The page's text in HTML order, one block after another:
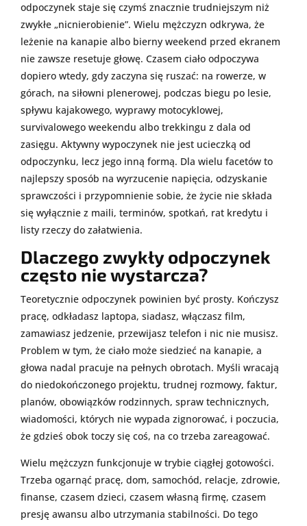
odpoczynek staje się czymś znacznie trudniejszym niż
zwykłe „nicnierobienie”. Wielu mężczyzn odkrywa, że
leżenie na kanapie albo bierny weekend przed ekranem
nie zawsze resetuje głowę. Czasem ciało odpoczywa
dopiero wtedy, gdy zaczyna się ruszać: na rowerze, w
górach, na siłowni plenerowej, podczas biegu po lesie,
spływu kajakowego, wyprawy motocyklowej,
survivalowego weekendu albo trekkingu z dala od
zasięgu. Aktywny wypoczynek nie jest ucieczką od
odpoczynku, lecz jego inną formą. Dla wielu facetów to
najlepszy sposób na wyrzucenie napięcia, odzyskanie
sprawczości i przypomnienie sobie, że życie nie składa
się wyłącznie z maili, terminów, spotkań, rat kredytu i
listy rzeczy do załatwienia.
Dlaczego zwykły odpoczynek
często nie wystarcza?
Teoretycznie odpoczynek powinien być prosty. Kończysz
pracę, odkładasz laptopa, siadasz, włączasz film,
zamawiasz jedzenie, przewijasz telefon i nic nie musisz.
Problem w tym, że ciało może siedzieć na kanapie, a
głowa nadal pracuje na pełnych obrotach. Myśli wracają
do niedokończonego projektu, trudnej rozmowy, faktur,
planów, obowiązków rodzinnych, spraw technicznych,
wiadomości, których nie wypada zignorować, i poczucia,
że gdzieś obok toczy się coś, na co trzeba zareagować.
Wielu mężczyzn funkcjonuje w trybie ciągłej gotowości.
Trzeba ogarnąć pracę, dom, samochód, relacje, zdrowie,
finanse, czasem dzieci, czasem własną firmę, czasem
presję awansu albo utrzymania stabilności. Do tego